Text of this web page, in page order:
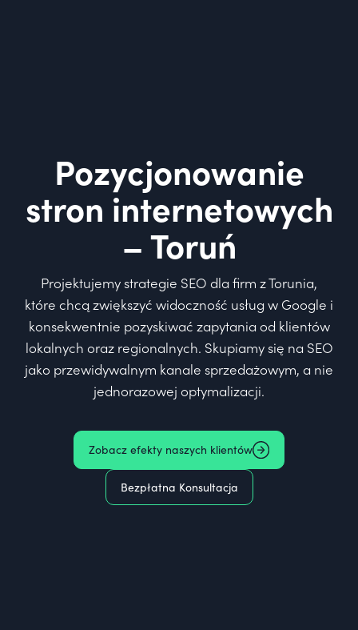
Pozycjonowanie
stron internetowych
– Toruń
Projektujemy strategie SEO dla firm z Torunia,
które chcą zwiększyć widoczność usług w Google i
konsekwentnie pozyskiwać zapytania od klientów
lokalnych oraz regionalnych. Skupiamy się na SEO
jako przewidywalnym kanale sprzedażowym, a nie
jednorazowej optymalizacji.
Zobacz efekty naszych klientów
Bezpłatna Konsultacja